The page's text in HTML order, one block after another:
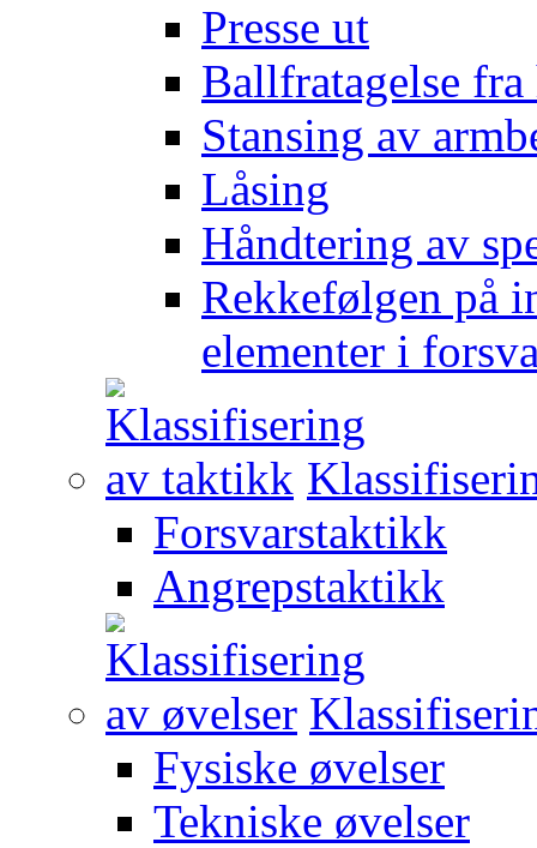
Presse ut
Ballfratagelse fra
Stansing av
Låsing
Håndtering av
Rekkefølgen på
elementer i
Forsvarstaktikk
Angrepstaktikk
Fysiske øvelser
Tekniske øvelser